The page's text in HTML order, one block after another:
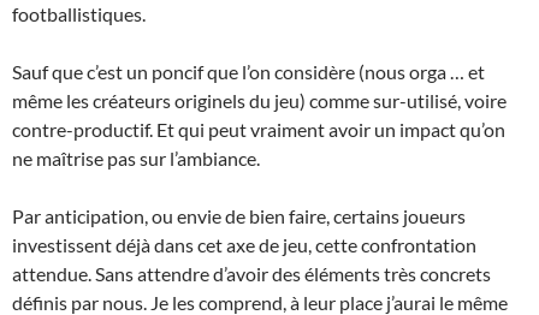
footballistiques.
Sauf que c’est un poncif que l’on considère (nous orga … et
même les créateurs originels du jeu) comme sur-utilisé, voire
contre-productif. Et qui peut vraiment avoir un impact qu’on
ne maîtrise pas sur l’ambiance.
Par anticipation, ou envie de bien faire, certains joueurs
investissent déjà dans cet axe de jeu, cette confrontation
attendue. Sans attendre d’avoir des éléments très concrets
définis par nous. Je les comprend, à leur place j’aurai le même